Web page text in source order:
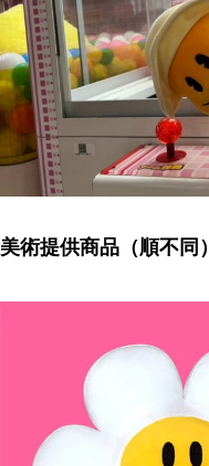
美術提供商品（順不同）